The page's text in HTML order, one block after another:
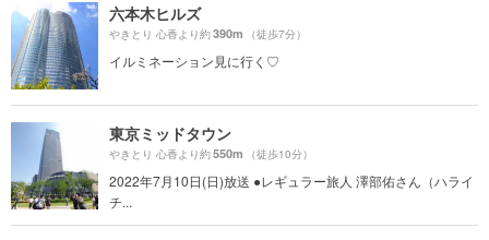
六本木ヒルズ
やきとり 心香より約390m （徒歩7分）
イルミネーション見に行く♡
東京ミッドタウン
やきとり 心香より約550m （徒歩10分）
2022年7月10日(日)放送 ●レギュラー旅人 澤部佑さん（ハライ
チ...